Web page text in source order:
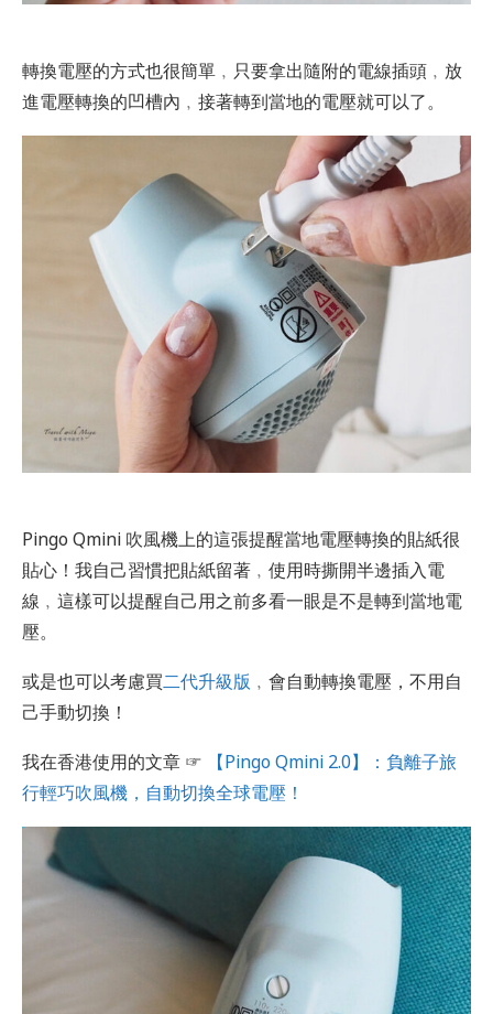
轉換電壓的方式也很簡單﹐只要拿出隨附的電線插頭﹐放
進電壓轉換的凹槽內﹐接著轉到當地的電壓就可以了。
Pingo Qmini 吹風機上的這張提醒當地電壓轉換的貼紙很
貼心！我自己習慣把貼紙留著﹐使用時撕開半邊插入電
線﹐這樣可以提醒自己用之前多看一眼是不是轉到當地電
壓。
或是也可以考慮買二代升級版 ﹐會自動轉換電壓，不用自
己手動切換！
我在香港使用的文章 ☞
【Pingo Qmini 2.0】：負離子旅
行輕巧吹風機，自動切換全球電壓！